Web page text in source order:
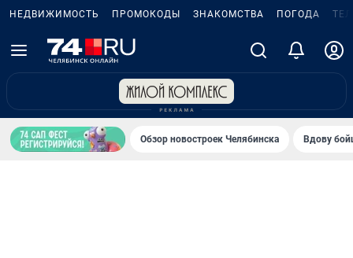
НЕДВИЖИМОСТЬ ПРОМОКОДЫ ЗНАКОМСТВА ПОГОДА
Обзор новостроек Челябинска Вдову